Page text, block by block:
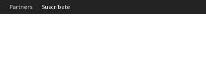
Partners Suscríbete